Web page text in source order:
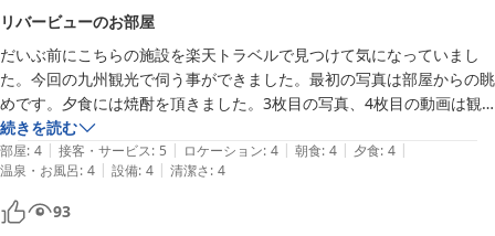
リバービューのお部屋
だいぶ前にこちらの施設を楽天トラベルで見つけて気になっていまし
た。今回の九州観光で伺う事ができました。最初の写真は部屋からの眺
めです。夕食には焼酎を頂きました。3枚目の写真、4枚目の動画は観
光中の写真です。宿泊施設で良くある浴衣や部屋置きのポットは無かっ
たので夕食のお茶をペットボトルに頂きました。浴衣はフェリーで部屋
着を用意していたので大丈夫でした。(予約する時備品等を確認しなか
った（汗))
出発の時に女将さんがお見送りして下さり嬉しかったです。
続きを読む
部屋: 4 | 接客・サービス: 5 | ロケーション: 4 | 朝食: 4 | 夕食: 4 |
温泉・お風呂: 4 | 設備: 4 | 清潔さ: 4
93